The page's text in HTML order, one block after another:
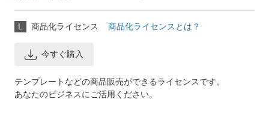
L 商品化ライセンス 商品化ライセンスとは？
今すぐ購入
テンプレートなどの商品販売ができるライセンスです。
あなたのビジネスにご活用ください。